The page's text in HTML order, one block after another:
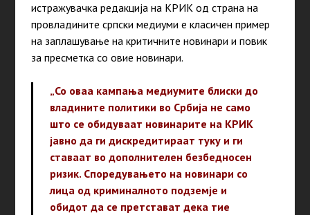
истражувачка редакција на КРИК од страна на
провладините српски медиуми е класичен пример
на заплашување на критичните новинари и повик
за пресметка со овие новинари.
„Со оваа кампања медиумите блиски до
владините политики во Србија не само
што се обидуваат новинарите на КРИК
јавно да ги дискредитираат туку и ги
ставаат во дополнителен безбедносен
ризик. Споредувањето на новинари со
лица од криминалното подземје и
обидот да се претстават дека тие